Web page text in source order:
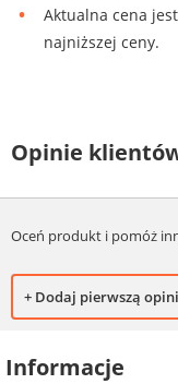
Aktualna cena jest
najniższej ceny.
Opinie
Oceń produkt i pomóż
+ Dodaj pierwszą
Informacje